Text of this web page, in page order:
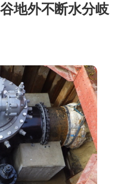
地外不断水分岐
中谷地外不
工事